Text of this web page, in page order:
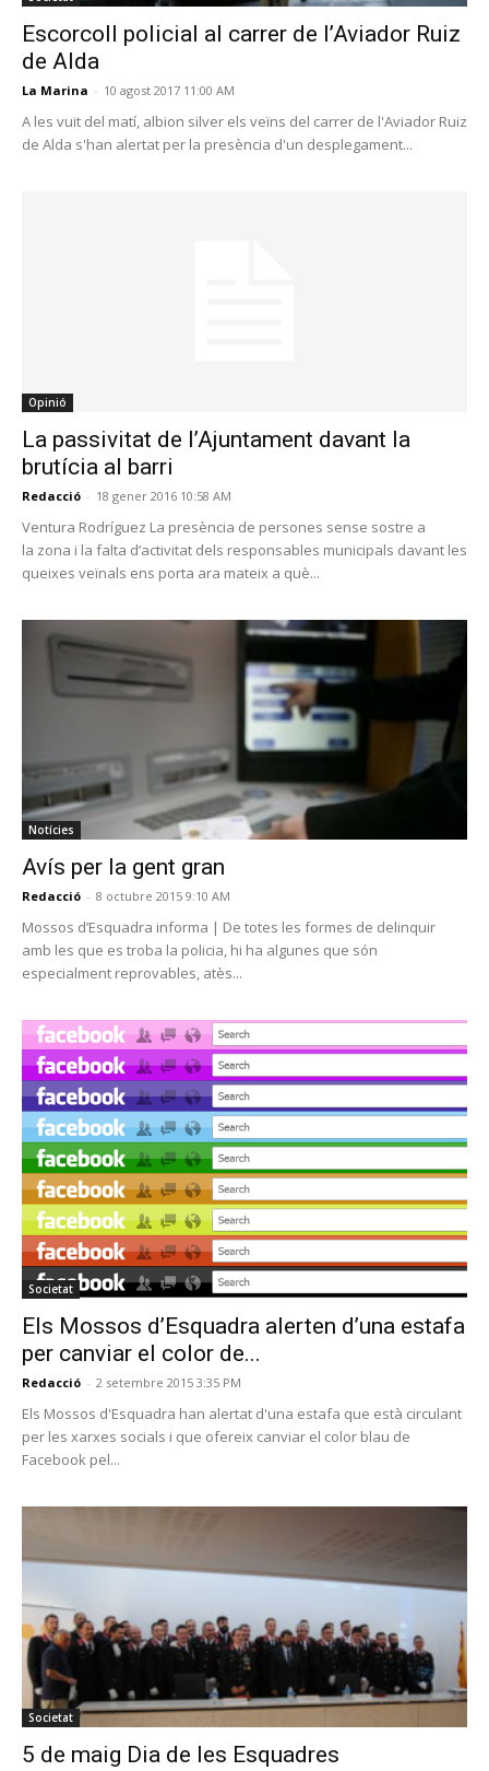
Escorcoll policial al carrer de l’Aviador Ruiz
de Alda
La Marina - 10 agost 2017 11:00 AM
A les vuit del matí, albion silver els veïns del carrer de l'Aviador Ruiz
de Alda s'han alertat per la presència d'un desplegament...
Opinió
La passivitat de l’Ajuntament davant la
brutícia al barri
Redacció - 18 gener 2016 10:58 AM
Ventura Rodríguez La presència de persones sense sostre a
la zona i la falta d’activitat dels responsables municipals davant les
queixes veïnals ens porta ara mateix a què...
Notícies
Avís per la gent gran
Redacció - 8 octubre 2015 9:10 AM
Mossos d’Esquadra informa | De totes les formes de delinquir
amb les que es troba la policia, hi ha algunes que són
especialment reprovables, atès...
Societat
Els Mossos d’Esquadra alerten d’una estafa
per canviar el color de...
Redacció - 2 setembre 2015 3:35 PM
Els Mossos d'Esquadra han alertat d'una estafa que està circulant
per les xarxes socials i que ofereix canviar el color blau de
Facebook pel...
Societat
5 de maig Dia de les Esquadres